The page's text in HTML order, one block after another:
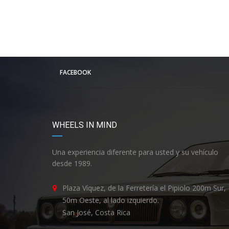
FACEBOOK
WHEELS IN MIND
Una experiencia diferente para usted y su vehículo
desde 1989.
Plaza Víquez, de la Ferretería el Pipiolo 200m Sur,
50m Oeste, al lado izquierdo.
San José, Costa Rica